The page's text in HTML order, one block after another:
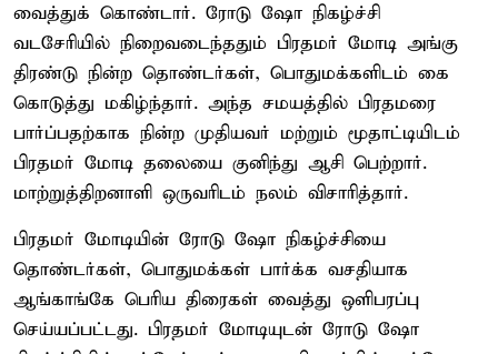
வைத்துக் கொண்டார். ரோடு ஷோ நிகழ்ச்சி
வடசேரியில் நிறைவடைந்ததும் பிரதமர் மோடி அங்கு
திரண்டு நின்ற தொண்டர்கள், பொதுமக்களிடம் கை
கொடுத்து மகிழ்ந்தார். அந்த சமயத்தில் பிரதமரை
பார்ப்பதற்காக நின்ற முதியவர் மற்றும் மூதாட்டியிடம்
பிரதமர் மோடி தலையை குனிந்து ஆசி பெற்றார்.
மாற்றுத்திறனாளி ஒருவரிடம் நலம் விசாரித்தார்.
பிரதமர் மோடியின் ரோடு ஷோ நிகழ்ச்சியை
தொண்டர்கள், பொதுமக்கள் பார்க்க வசதியாக
ஆங்காங்கே பெரிய திரைகள் வைத்து ஒளிபரப்பு
செய்யப்பட்டது. பிரதமர் மோடியுடன் ரோடு ஷோ